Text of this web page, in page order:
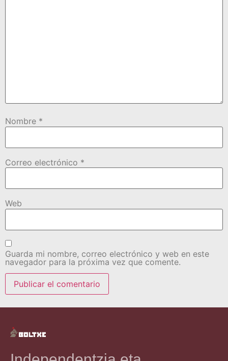
Nombre *
Correo electrónico *
Web
Guarda mi nombre, correo electrónico y web en este
navegador para la próxima vez que comente.